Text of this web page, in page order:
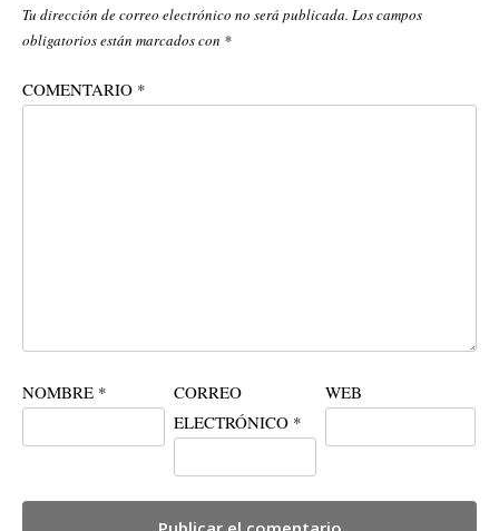
Tu dirección de correo electrónico no será publicada. Los campos
obligatorios están marcados con *
COMENTARIO *
NOMBRE *
CORREO
ELECTRÓNICO *
WEB